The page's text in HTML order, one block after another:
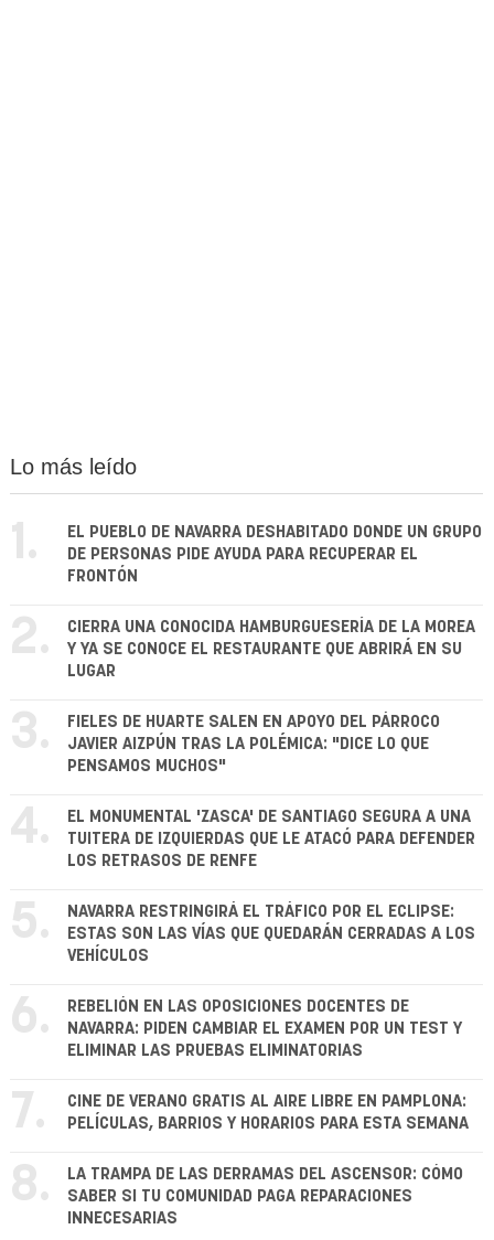
Lo más leído
1.
EL PUEBLO DE NAVARRA DESHABITADO DONDE UN GRUPO
DE PERSONAS PIDE AYUDA PARA RECUPERAR EL
FRONTÓN
2.
CIERRA UNA CONOCIDA HAMBURGUESERÍA DE LA MOREA
Y YA SE CONOCE EL RESTAURANTE QUE ABRIRÁ EN SU
LUGAR
3.
FIELES DE HUARTE SALEN EN APOYO DEL PÁRROCO
JAVIER AIZPÚN TRAS LA POLÉMICA: "DICE LO QUE
PENSAMOS MUCHOS"
4.
EL MONUMENTAL 'ZASCA' DE SANTIAGO SEGURA A UNA
TUITERA DE IZQUIERDAS QUE LE ATACÓ PARA DEFENDER
LOS RETRASOS DE RENFE
5.
NAVARRA RESTRINGIRÁ EL TRÁFICO POR EL ECLIPSE:
ESTAS SON LAS VÍAS QUE QUEDARÁN CERRADAS A LOS
VEHÍCULOS
6.
REBELIÓN EN LAS OPOSICIONES DOCENTES DE
NAVARRA: PIDEN CAMBIAR EL EXAMEN POR UN TEST Y
ELIMINAR LAS PRUEBAS ELIMINATORIAS
7.
CINE DE VERANO GRATIS AL AIRE LIBRE EN PAMPLONA:
PELÍCULAS, BARRIOS Y HORARIOS PARA ESTA SEMANA
8.
LA TRAMPA DE LAS DERRAMAS DEL ASCENSOR: CÓMO
SABER SI TU COMUNIDAD PAGA REPARACIONES
INNECESARIAS